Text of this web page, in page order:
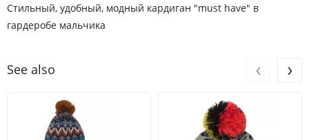
Стильный, удобный, модный кардиган "must have" в
гардеробе мальчика
See also ‹ ›